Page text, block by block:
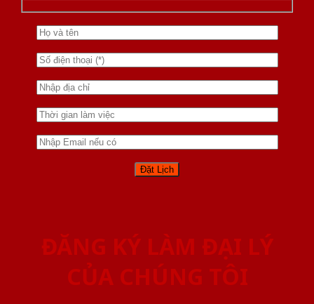
ĐĂNG KÝ LÀM ĐẠI LÝ
CỦA CHÚNG TÔI